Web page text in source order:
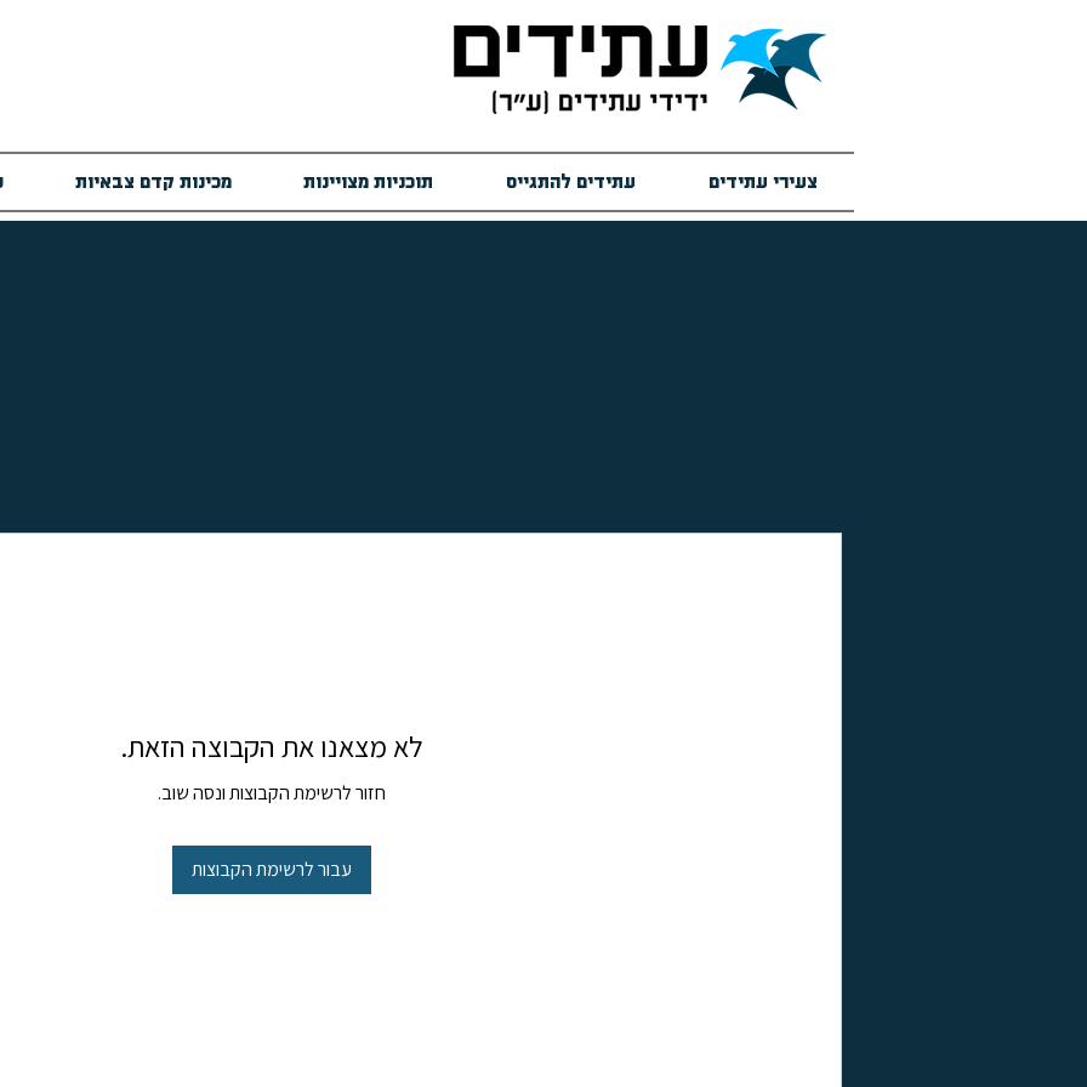
צעירי עתידים עתידים להתגייס תוכניות מצויינות מכינות קדם צבאיות
לא מצאנו את הקבוצה הזאת.
חזור לרשימת הקבוצות ונסה שוב.
עבור לרשימת הקבוצות